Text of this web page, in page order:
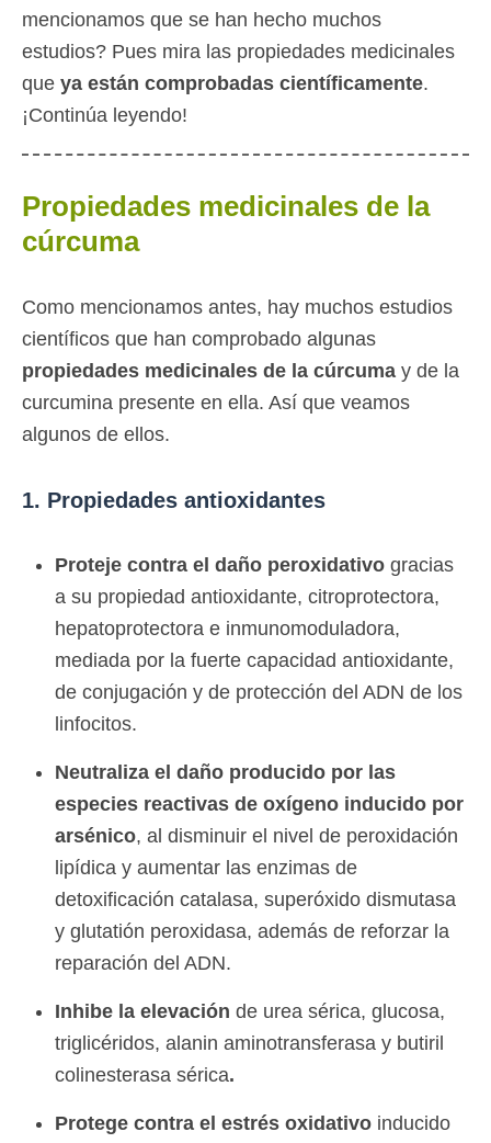
mencionamos que se han hecho muchos
estudios? Pues mira las propiedades medicinales
que ya están comprobadas científicamente.
¡Continúa leyendo!
Propiedades medicinales de la
cúrcuma
Como mencionamos antes, hay muchos estudios
científicos que han comprobado algunas
propiedades medicinales de la cúrcuma y de la
curcumina presente en ella. Así que veamos
algunos de ellos.
1. Propiedades antioxidantes
Proteje contra el daño peroxidativo gracias
a su propiedad antioxidante, citroprotectora,
hepatoprotectora e inmunomoduladora,
mediada por la fuerte capacidad antioxidante,
de conjugación y de protección del ADN de los
linfocitos.
Neutraliza el daño producido por las
especies reactivas de oxígeno inducido por
arsénico, al disminuir el nivel de peroxidación
lipídica y aumentar las enzimas de
detoxificación catalasa, superóxido dismutasa
y glutatión peroxidasa, además de reforzar la
reparación del ADN.
Inhibe la elevación de urea sérica, glucosa,
triglicéridos, alanin aminotransferasa y butiril
colinesterasa sérica.
Protege contra el estrés oxidativo inducido